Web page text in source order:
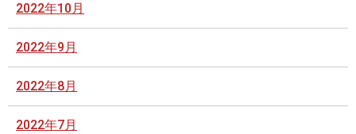
2022年10月
2022年9月
2022年8月
2022年7月